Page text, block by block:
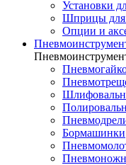
Установки
Шприцы для
Опции и
Бормашинки